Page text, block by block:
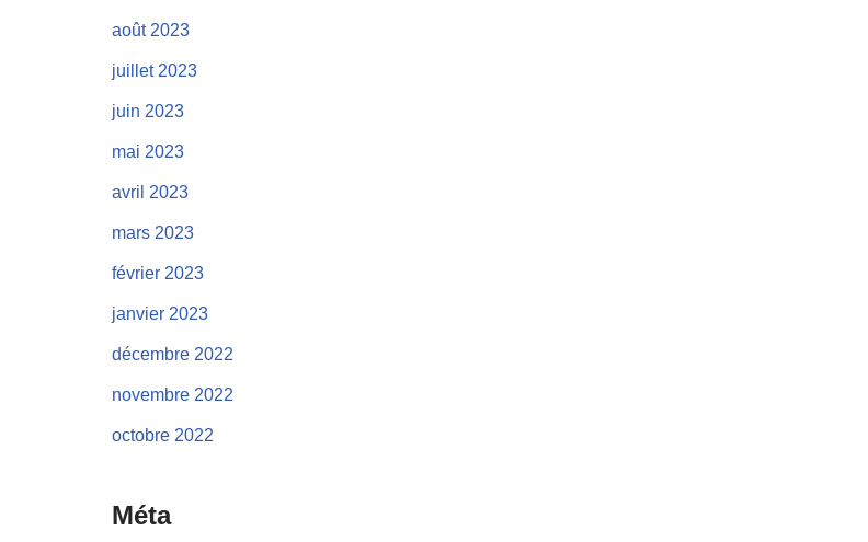
août 2023
juillet 2023
juin 2023
mai 2023
avril 2023
mars 2023
février 2023
janvier 2023
décembre 2022
novembre 2022
octobre 2022
Méta